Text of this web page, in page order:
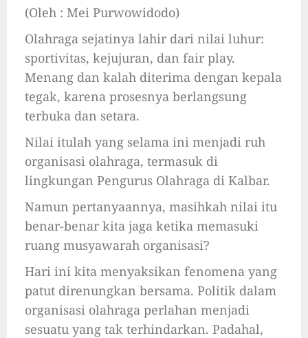
(Oleh : Mei Purwowidodo)
Olahraga sejatinya lahir dari nilai luhur:
sportivitas, kejujuran, dan fair play.
Menang dan kalah diterima dengan kepala
tegak, karena prosesnya berlangsung
terbuka dan setara.
Nilai itulah yang selama ini menjadi ruh
organisasi olahraga, termasuk di
lingkungan Pengurus Olahraga di Kalbar.
Namun pertanyaannya, masihkah nilai itu
benar-benar kita jaga ketika memasuki
ruang musyawarah organisasi?
Hari ini kita menyaksikan fenomena yang
patut direnungkan bersama. Politik dalam
organisasi olahraga perlahan menjadi
sesuatu yang tak terhindarkan. Padahal,